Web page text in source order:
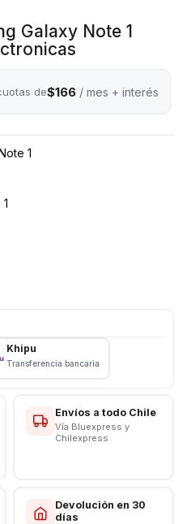
Galaxy Note 1
de$166 / mes + interés
1
Khipu
Transferencia bancaria
Envíos a todo Chile
Vía Bluexpress y
Chilexpress
Devolución en 30
días